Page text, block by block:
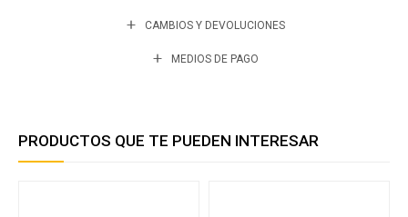
CAMBIOS Y DEVOLUCIONES
MEDIOS DE PAGO
PRODUCTOS QUE TE PUEDEN INTERESAR